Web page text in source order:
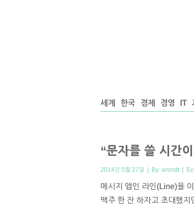
세계 한국 경제 경영 IT
“문자를 쓸 시간
2014년 5월 27일 | By: arendt|
메시지 앱인 라인(Line)을
맥주 한 잔 하자고 초대했